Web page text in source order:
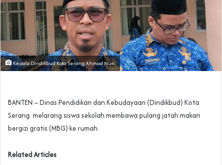
Kepala Dindikbud Kota Serang Ahmad Nuri
BANTEN – Dinas Pendidikan dan Kebudayaan (Dindikbud) Kota
Serang melarang siswa sekolah membawa pulang jatah makan
bergizi gratis (MBG) ke rumah.
Related Articles